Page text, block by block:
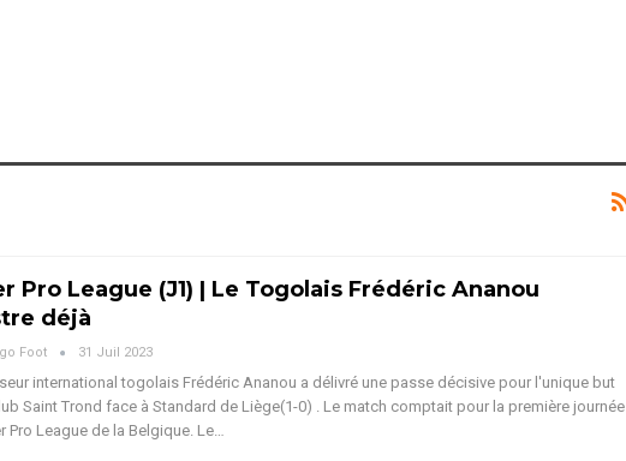
Pro League (J1) | Le Togolais Frédéric Ananou
déjà
Foot 31 Juil 2023
international togolais Frédéric Ananou a délivré une passe décisive pour l'unique but
Saint Trond face à Standard de Liège(1-0) . Le match comptait pour la première journée
Pro League de la Belgique. Le…